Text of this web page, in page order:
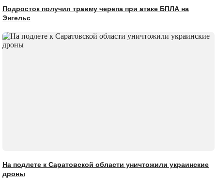
Подросток получил травму черепа при атаке БПЛА на
Энгельс
На подлете к Саратовской области уничтожили украинские
дроны